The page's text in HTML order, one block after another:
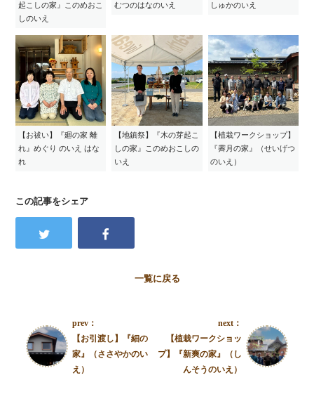
起こしの家』このめおこ
しのいえ
むつのはなのいえ
しゅかのいえ
【お祓い】『廻の家 離
れ』めぐり のいえ はな
れ
【地鎮祭】『木の芽起こ
しの家』このめおこしの
いえ
【植栽ワークショップ】
『霽月の家』（せいげつ
のいえ）
この記事をシェア
一覧に戻る
prev：
【お引渡し】『細の
家』（ささやかのい
え）
next：
【植栽ワークショッ
プ】『新爽の家』（し
んそうのいえ）